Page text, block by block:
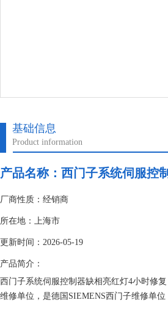
基础信息
Product information
产品名称： 西门子系统伺服控
厂商性质：经销商
所在地：上海市
更新时间：2026-05-19
产品简介：
西门子系统伺服控制器缺相亮红灯4小时修
维修单位，是德国SIEMENS西门子维修单